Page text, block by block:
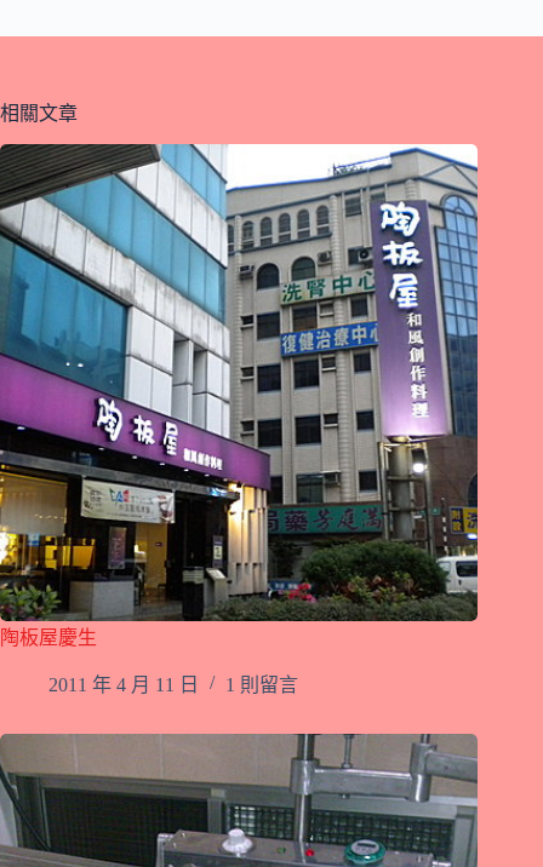
相關文章
陶板屋慶生
2011 年 4 月 11 日 1 則留言